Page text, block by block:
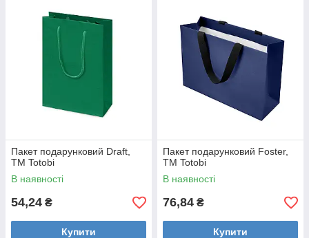
Пакет подарунковий Draft,
TM Totobi
В наявності
54,24 ₴
Купити
Пакет подарунковий Foster,
TM Totobi
В наявності
76,84 ₴
Купити